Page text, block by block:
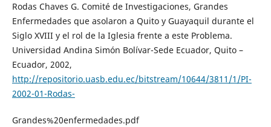
Rodas Chaves G. Comité de Investigaciones, Grandes
Enfermedades que asolaron a Quito y Guayaquil durante el
Siglo XVIII y el rol de la Iglesia frente a este Problema.
Universidad Andina Simón Bolívar-Sede Ecuador, Quito –
Ecuador, 2002,
http://repositorio.uasb.edu.ec/bitstream/10644/3811/1/PI-
2002-01-Rodas-
Grandes%20enfermedades.pdf